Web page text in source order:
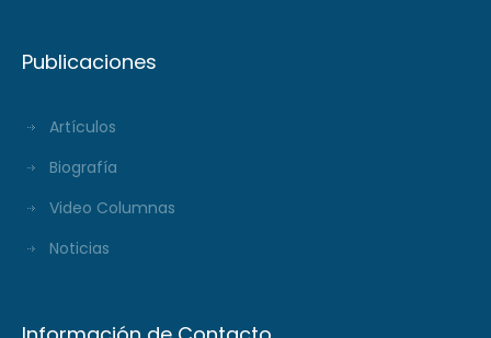
Publicaciones
Artículos
Biografía
Video Columnas
Noticias